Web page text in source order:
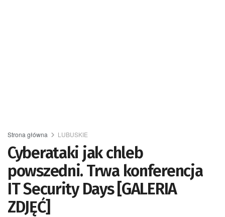
Strona główna LUBUSKIE
Cyberataki jak chleb
powszedni. Trwa konferencja
IT Security Days [GALERIA
ZDJĘĆ]